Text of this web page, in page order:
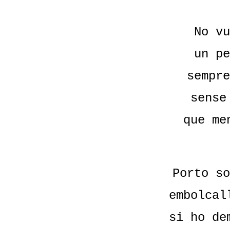
No
un
que
Porto
si ho